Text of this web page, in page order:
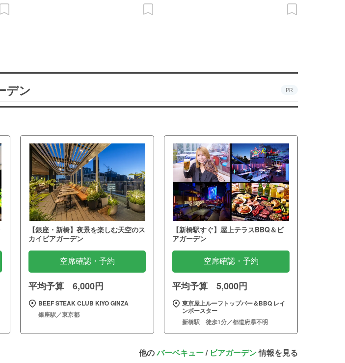
デン PR
【銀座・新橋】夜景を楽しむ天空のス
カイビアガーデン
空席確認・予約
平均予算 6,000円
BEEF STEAK CLUB KIYO GINZA
銀座駅／東京都
【新橋駅すぐ】屋上テラスBBQ＆ビ
アガーデン
空席確認・予約
平均予算 5,000円
東京屋上ルーフトップバー＆BBQ レイ
ンボースター
新橋駅 徒歩1分／都道府県不明
他のバーベキュー/ ビアガーデン情報を見る